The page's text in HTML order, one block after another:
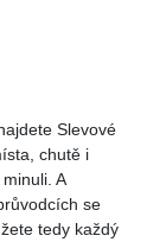
Slevové
chutě i
A
se
tedy každý